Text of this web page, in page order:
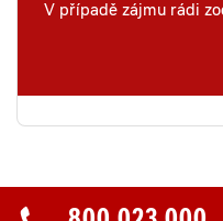
V případě zájmu rádi